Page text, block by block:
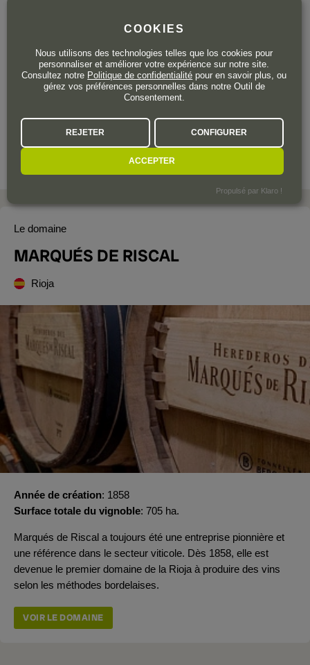
Plus que 4 bouteilles
55,00 € TTC
Le domaine
MARQUÉS DE RISCAL
Rioja
Année de création 1858
Surface totale du vignoble 705 ha.
Marqués de Riscal a toujours été une entreprise pionnière et
une référence dans le secteur viticole. Dès 1858, elle est
devenue le premier domaine de la Rioja à produire des vins
selon les méthodes bordelaises.
VOIR LE DOMAINE
COOKIES
Nous utilisons des technologies telles que los cookies pour
personnaliser et améliorer votre expérience sur notre site.
Consultez notre Politique de confidentialité pour en savoir plus, ou
gérez vos préférences personnelles dans notre Outil de
Consentement.
REJETER CONFIGURER
ACCEPTER
Propulsé par Klaro !